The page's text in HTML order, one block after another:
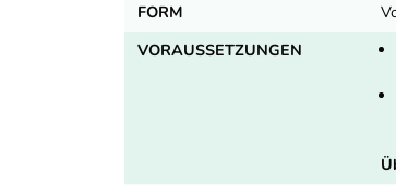
FORM
VORAUSSETZUNGEN